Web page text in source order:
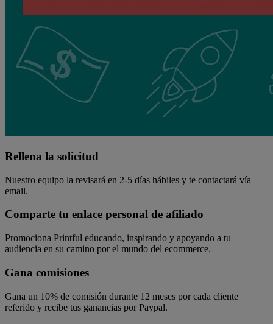
Rellena la solicitud
Nuestro equipo la revisará en 2-5 días hábiles y te contactará vía
email.
Comparte tu enlace personal de afiliado
Promociona Printful educando, inspirando y apoyando a tu
audiencia en su camino por el mundo del ecommerce.
Gana comisiones
Gana un 10% de comisión durante 12 meses por cada cliente
referido y recibe tus ganancias por Paypal.